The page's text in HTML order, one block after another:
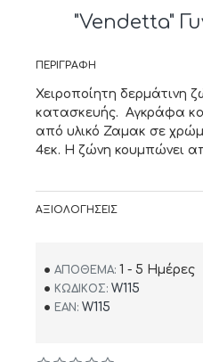
"Vendetta"
ΠΕΡΙΓΡΑΦΉ
Χειροποίητη δερμάτινη
κατασκευής. Αγκράφα
από υλικό Ζαμακ σε
4εκ. Η ζώνη κουμπώνει
ΑΞΙΟΛΟΓΉΣΕΙΣ
ΑΠΌΘΕΜΑ: 1 - 5 Ημέρες
ΚΩΔΙΚΌΣ: W115
EAN: W115